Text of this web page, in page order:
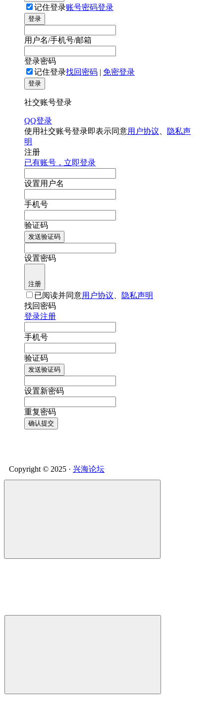
记住登录账号密码登录
登录
用户名/手机号/邮箱
登录密码
记住登录找回密码 | 免密登录
登录
社交账号登录
QQ登录
使用社交账号登录即表示同意用户协议
隐私声
明
注册
已有账号，立即登录
设置用户名
手机号
验证码
发送验证码
设置密码
注册
已阅读并同意用户协议
隐私声明
找回密码
登录注册
手机号
验证码
发送验证码
设置新密码
重复密码
确认提交
Copyright © 2025 · 兴海论坛